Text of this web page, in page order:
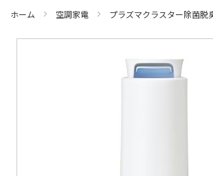
ホーム 空調家電 プラズマクラスター除菌脱